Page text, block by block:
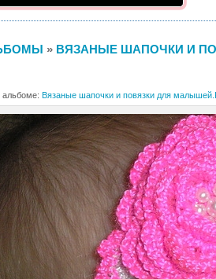
» ВЯЗАНЫЕ ШАПОЧКИ И
альбоме: Вязаные шапочки и повязки для